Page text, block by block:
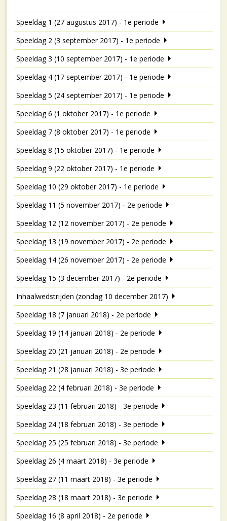
Speeldag 1 (27 augustus 2017) - 1e periode
Speeldag 2 (3 september 2017) - 1e periode
Speeldag 3 (10 september 2017) - 1e periode
Speeldag 4 (17 september 2017) - 1e periode
Speeldag 5 (24 september 2017) - 1e periode
Speeldag 6 (1 oktober 2017) - 1e periode
Speeldag 7 (8 oktober 2017) - 1e periode
Speeldag 8 (15 oktober 2017) - 1e periode
Speeldag 9 (22 oktober 2017) - 1e periode
Speeldag 10 (29 oktober 2017) - 1e periode
Speeldag 11 (5 november 2017) - 2e periode
Speeldag 12 (12 november 2017) - 2e periode
Speeldag 13 (19 november 2017) - 2e periode
Speeldag 14 (26 november 2017) - 2e periode
Speeldag 15 (3 december 2017) - 2e periode
Inhaalwedstrijden (zondag 10 december 2017)
Speeldag 18 (7 januari 2018) - 2e periode
Speeldag 19 (14 januari 2018) - 2e periode
Speeldag 20 (21 januari 2018) - 2e periode
Speeldag 21 (28 januari 2018) - 3e periode
Speeldag 22 (4 februari 2018) - 3e periode
Speeldag 23 (11 februari 2018) - 3e periode
Speeldag 24 (18 februari 2018) - 3e periode
Speeldag 25 (25 februari 2018) - 3e periode
Speeldag 26 (4 maart 2018) - 3e periode
Speeldag 27 (11 maart 2018) - 3e periode
Speeldag 28 (18 maart 2018) - 3e periode
Speeldag 16 (8 april 2018) - 2e periode